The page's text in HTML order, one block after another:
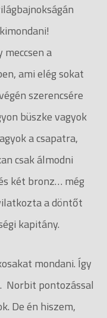
a
ami elég sokat
szerencsére
büszke vagyok
a csapatra,
csak álmodni
két bronz… még
a döntőt
kapitány.
mondani. Így
Norbit pontozással
De én hiszem,